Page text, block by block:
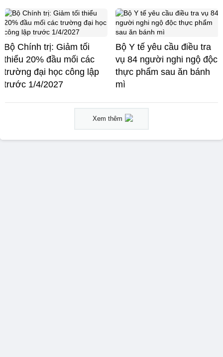
Bộ Chính trị: Giảm tối
thiểu 20% đầu mối các
trường đại học công lập
trước 1/4/2027
Bộ Y tế yêu cầu điều tra
vụ 84 người nghi ngộ độc
thực phẩm sau ăn bánh
mì
Xem thêm